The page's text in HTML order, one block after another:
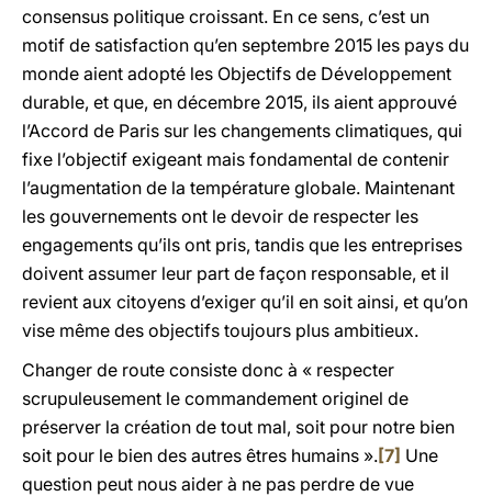
consensus politique croissant. En ce sens, c’est un
motif de satisfaction qu’en septembre 2015 les pays du
monde aient adopté les Objectifs de Développement
durable, et que, en décembre 2015, ils aient approuvé
l’Accord de Paris sur les changements climatiques, qui
fixe l’objectif exigeant mais fondamental de contenir
l’augmentation de la température globale. Maintenant
les gouvernements ont le devoir de respecter les
engagements qu’ils ont pris, tandis que les entreprises
doivent assumer leur part de façon responsable, et il
revient aux citoyens d’exiger qu’il en soit ainsi, et qu’on
vise même des objectifs toujours plus ambitieux.
Changer de route consiste donc à « respecter
scrupuleusement le commandement originel de
préserver la création de tout mal, soit pour notre bien
soit pour le bien des autres êtres humains ».[7] Une
question peut nous aider à ne pas perdre de vue